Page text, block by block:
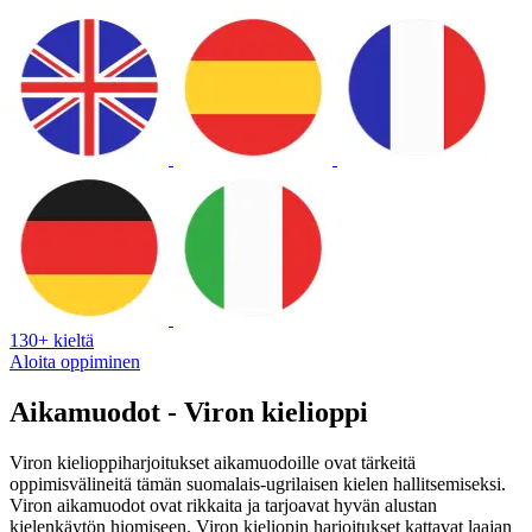
130+ kieltä
Aloita oppiminen
Aikamuodot - Viron kielioppi
Viron kielioppiharjoitukset aikamuodoille ovat tärkeitä
oppimisvälineitä tämän suomalais-ugrilaisen kielen hallitsemiseksi.
Viron aikamuodot ovat rikkaita ja tarjoavat hyvän alustan
kielenkäytön hiomiseen. Viron kieliopin harjoitukset kattavat laajan